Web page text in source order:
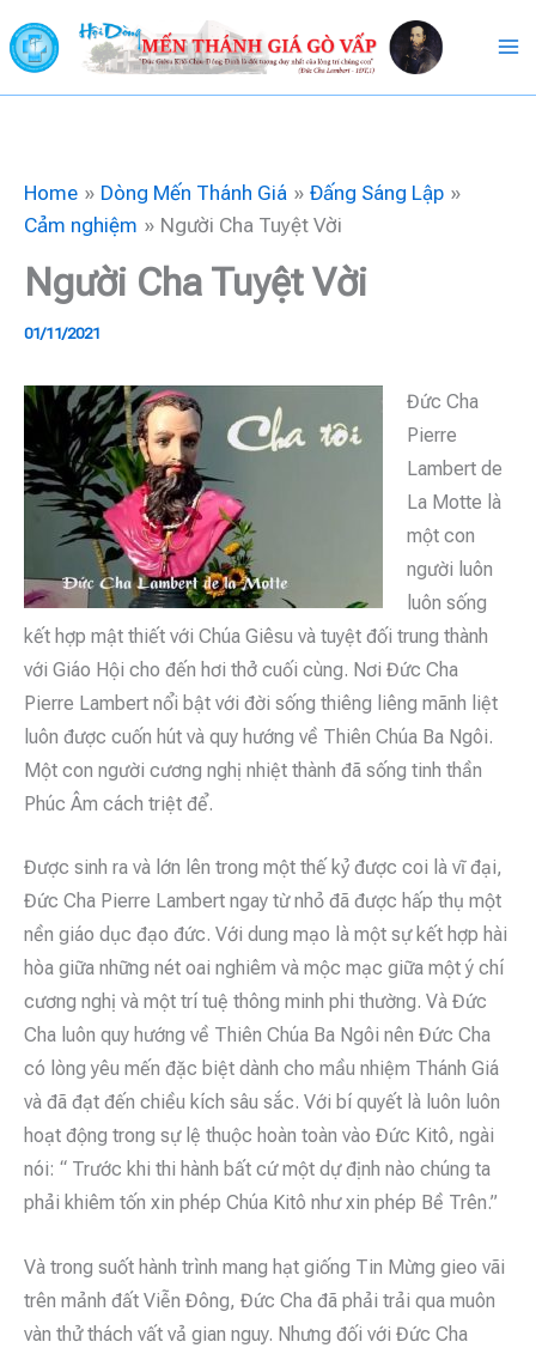
to
content
Home Dòng Mến Thánh Giá
Đấng Sáng Lập
Cảm nghiệm
Người Cha Tuyệt Vời
Người Cha Tuyệt Vời
01/11/2021
Đức Cha
Pierre
Lambert de
La Motte là
một con
người luôn
luôn sống
kết hợp mật thiết với Chúa Giêsu và tuyệt đối trung thành
với Giáo Hội cho đến hơi thở cuối cùng. Nơi Đức Cha
Pierre Lambert nổi bật với đời sống thiêng liêng mãnh liệt
luôn được cuốn hút và quy hướng về Thiên Chúa Ba Ngôi.
Một con người cương nghị nhiệt thành đã sống tinh thần
Phúc Âm cách triệt để.
Được sinh ra và lớn lên trong một thế kỷ được coi là vĩ đại,
Đức Cha Pierre Lambert ngay từ nhỏ đã được hấp thụ một
nền giáo dục đạo đức. Với dung mạo là một sự kết hợp hài
hòa giữa những nét oai nghiêm và mộc mạc giữa một ý chí
cương nghị và một trí tuệ thông minh phi thường. Và Đức
Cha luôn quy hướng về Thiên Chúa Ba Ngôi nên Đức Cha
có lòng yêu mến đặc biệt dành cho mầu nhiệm Thánh Giá
và đã đạt đến chiều kích sâu sắc. Với bí quyết là luôn luôn
hoạt động trong sự lệ thuộc hoàn toàn vào Đức Kitô, ngài
nói: “ Trước khi thi hành bất cứ một dự định nào chúng ta
phải khiêm tốn xin phép Chúa Kitô như xin phép Bề Trên.”
Và trong suốt hành trình mang hạt giống Tin Mừng gieo vãi
trên mảnh đất Viễn Đông, Đức Cha đã phải trải qua muôn
vàn thử thách vất vả gian nguy. Nhưng đối với Đức Cha